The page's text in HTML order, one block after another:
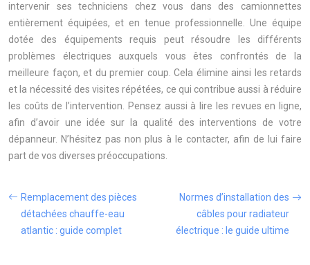
intervenir ses techniciens chez vous dans des camionnettes
entièrement équipées, et en tenue professionnelle. Une équipe
dotée des équipements requis peut résoudre les différents
problèmes électriques auxquels vous êtes confrontés de la
meilleure façon, et du premier coup. Cela élimine ainsi les retards
et la nécessité des visites répétées, ce qui contribue aussi à réduire
les coûts de l’intervention. Pensez aussi à lire les revues en ligne,
afin d’avoir une idée sur la qualité des interventions de votre
dépanneur. N’hésitez pas non plus à le contacter, afin de lui faire
part de vos diverses préoccupations.
Remplacement des pièces
détachées chauffe-eau
atlantic : guide complet
Normes d’installation des
câbles pour radiateur
électrique : le guide ultime